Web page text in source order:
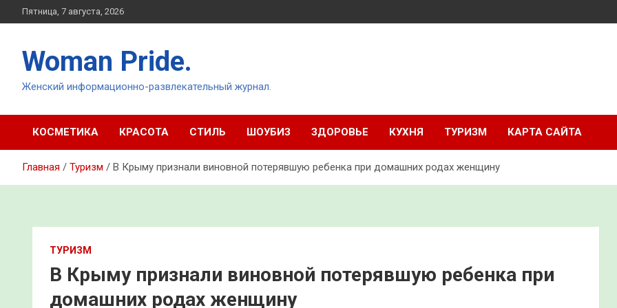
Перейти
к
Пятница, 7 августа, 2026
Woman Pride.
Женский информационно-развлекательный журнал.
КОСМЕТИКА КРАСОТА СТИЛЬ ШОУБИЗ ЗДОРОВЬЕ КУХНЯ ТУРИЗМ КАРТА САЙТА
Главная Туризм В Крыму признали виновной потерявшую ребенка при домашних родах женщину
ТУРИЗМ
В Крыму признали виновной потерявшую ребенка при
домашних родах женщину